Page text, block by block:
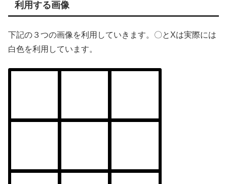
利用する画像
下記の３つの画像を利用していきます。〇とXは実際には
白色を利用しています。